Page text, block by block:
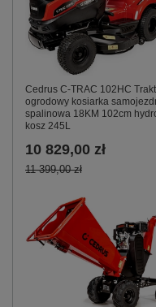
Cedrus C-TRAC 102HC
ogrodowy kosiarka
spalinowa 18KM 102cm
kosz 245L
10 829,00 zł
11 399,00 zł